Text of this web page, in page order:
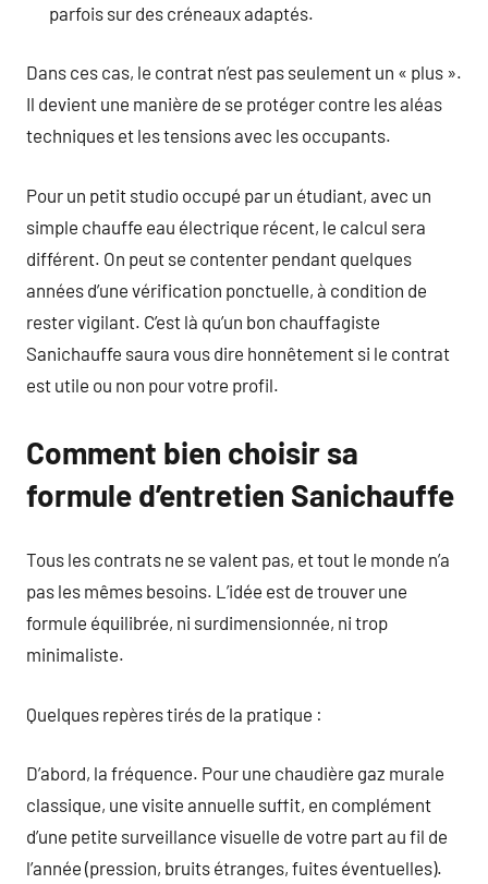
parfois sur des créneaux adaptés.
Dans ces cas, le contrat n’est pas seulement un « plus ».
Il devient une manière de se protéger contre les aléas
techniques et les tensions avec les occupants.
Pour un petit studio occupé par un étudiant, avec un
simple chauffe eau électrique récent, le calcul sera
différent. On peut se contenter pendant quelques
années d’une vérification ponctuelle, à condition de
rester vigilant. C’est là qu’un bon chauffagiste
Sanichauffe saura vous dire honnêtement si le contrat
est utile ou non pour votre profil.
Comment bien choisir sa
formule d’entretien Sanichauffe
Tous les contrats ne se valent pas, et tout le monde n’a
pas les mêmes besoins. L’idée est de trouver une
formule équilibrée, ni surdimensionnée, ni trop
minimaliste.
Quelques repères tirés de la pratique :
D’abord, la fréquence. Pour une chaudière gaz murale
classique, une visite annuelle suffit, en complément
d’une petite surveillance visuelle de votre part au fil de
l’année (pression, bruits étranges, fuites éventuelles).